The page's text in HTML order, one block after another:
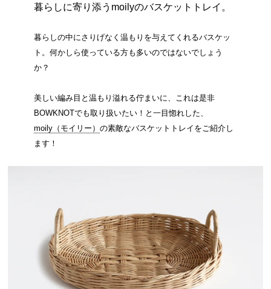
暮らしに寄り添うmoilyのバスケットトレイ。
暮らしの中にさりげなく温もりを与えてくれるバスケッ
ト。何かしら使っている方も多いのではないでしょう
か？
美しい編み目と温もり溢れる佇まいに、これは是非
BOWKNOTでも取り扱いたい！と一目惚れした、
moily（モイリー） の素敵なバスケットトレイをご紹介し
ます！